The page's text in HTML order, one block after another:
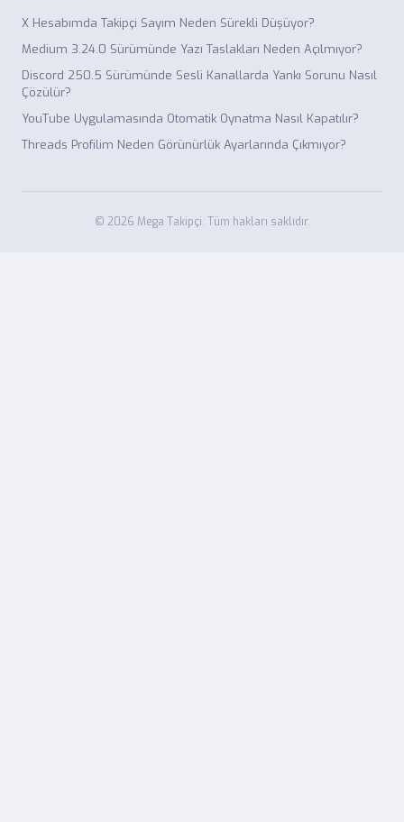
X Hesabımda Takipçi Sayım Neden Sürekli Düşüyor?
Medium 3.24.0 Sürümünde Yazı Taslakları Neden Açılmıyor?
Discord 250.5 Sürümünde Sesli Kanallarda Yankı Sorunu Nasıl
Çözülür?
YouTube Uygulamasında Otomatik Oynatma Nasıl Kapatılır?
Threads Profilim Neden Görünürlük Ayarlarında Çıkmıyor?
© 2026 Mega Takipçi. Tüm hakları saklıdır.